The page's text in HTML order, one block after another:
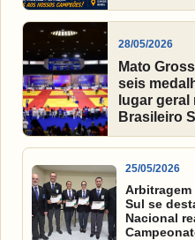
28/05/2026
Mato
seis
lugar
Brasileiro
25/05/2026
Arbitragem
Sul se
Nacional